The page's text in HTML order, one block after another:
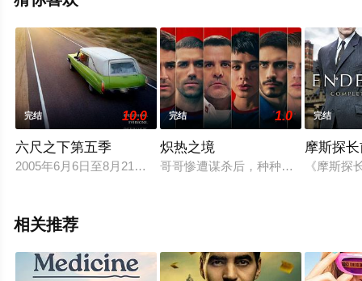
视猫或剧情网等平台了解。
完结 10.0
六尺之下第五季
2005年6月6日至8月21日在HBO播出
完结 1.0
炽热之境
哥哥惨遭谋杀后，种种线索将庞乔引
完结
摩斯探
《摩斯探
相关推荐